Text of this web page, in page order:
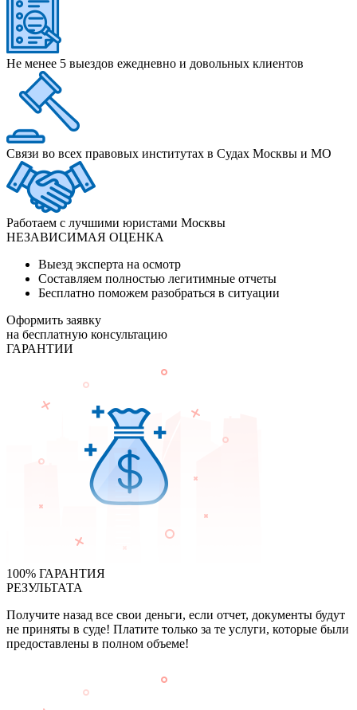
Не менее 5 выездов ежедневно и довольных клиентов
Связи во всех правовых институтах в Судах Москвы и МО
Работаем с лучшими юристами Москвы
НЕЗАВИСИМАЯ ОЦЕНКА
Выезд эксперта на осмотр
Составляем полностью легитимные отчеты
Бесплатно поможем разобраться в ситуации
Оформить заявку
на бесплатную консультацию
ГАРАНТИИ
100% ГАРАНТИЯ
РЕЗУЛЬТАТА
Получите назад все свои деньги, если отчет, документы будут
не приняты в суде! Платите только за те услуги, которые были
предоставлены в полном объеме!